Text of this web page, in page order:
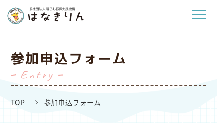
参加申込フォーム
entry
TOP 参加申込フォーム